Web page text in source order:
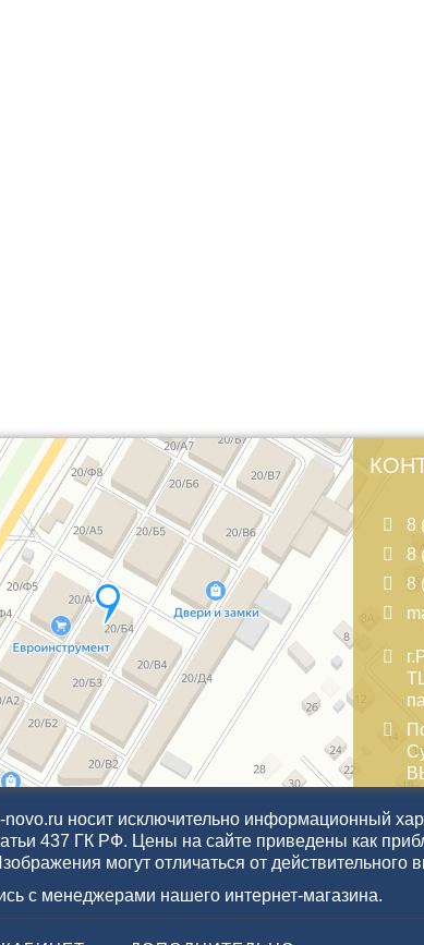
8
8
8
носит исключительно информационный
437 ГК РФ. Цены на сайте приведены как
могут отличаться от действительного
с менеджерами нашего интернет-магазина.